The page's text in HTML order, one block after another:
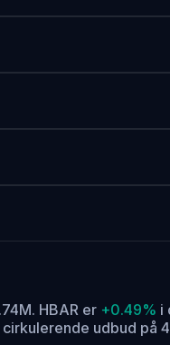
HBAR er +0.49% i
cirkulerende udbud på